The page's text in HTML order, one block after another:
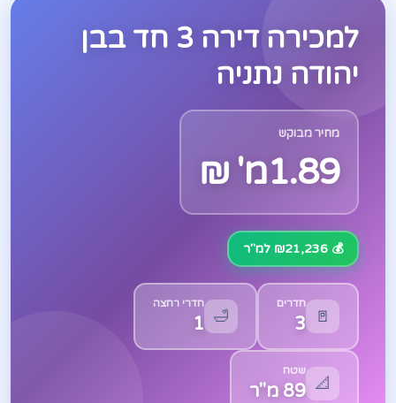
למכירה דירה 3 חד בבן
יהודה נתניה
מחיר מבוקש
1.89מ' ₪
💰 ₪21,236 למ"ר
🚪
חדרים
3
🛁
חדרי רחצה
1
📐
שטח
89 מ"ר